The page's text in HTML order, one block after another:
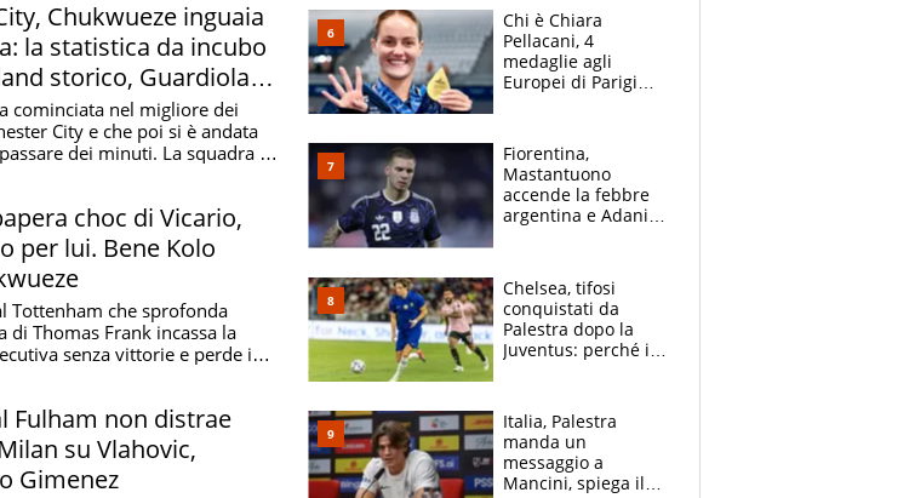
Chukwueze inguaia
la statistica da incubo
storico, Guardiola in
cominciata nel migliore dei
City e che poi si è andata
dei minuti. La squadra di
choc di Vicario,
per lui. Bene Kolo
Tottenham che sprofonda
di Thomas Frank incassa la
senza vittorie e perde in
Fulham non distrae
su Vlahovic,
Gimenez
Chi è Chiara
Pellacani, 4
medaglie agli
Europei di Parigi
giornalista, mamma
insegnante e il
fratello calciatore
Fiorentina,
Mastantuono
accende la febbre
argentina e Adani
festa’ a Commisso
Chelsea, tifosi
conquistati da
Palestra dopo la
Juventus: perché i
Italia, Palestra
manda un
messaggio a
Mancini, spiega il